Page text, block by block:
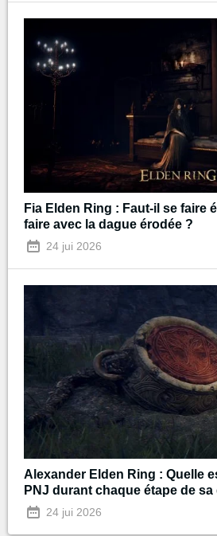
Fia Elden Ring : Faut-il se faire étreindre et que
faire avec la dague érodée ?
24 jui 2026
Alexander Elden Ring : Quelle
PNJ durant chaque étape de sa
24 jui 2026